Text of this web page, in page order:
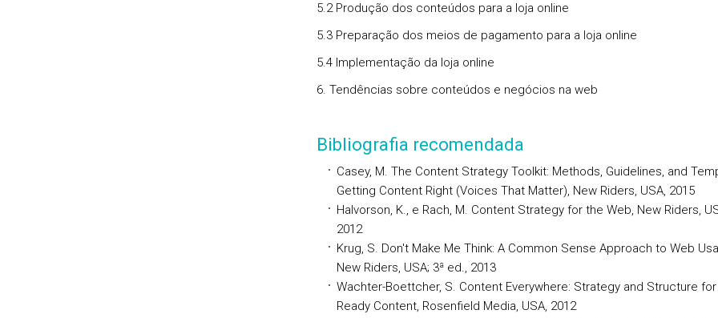
5.2 Produção dos conteúdos para a loja online
5.3 Preparação dos meios de pagamento para a loja online
5.4 Implementação da loja online
6. Tendências sobre conteúdos e negócios na web
Bibliografia recomendada
Casey, M. The Content Strategy Toolkit: Methods, Guidelines, and
Getting Content Right (Voices That Matter), New Riders, USA, 2015
Halvorson, K., e Rach, M. Content Strategy for the Web, New Riders,
2012
Krug, S. Don't Make Me Think: A Common Sense Approach to Web
New Riders, USA; 3ª ed., 2013
Wachter-Boettcher, S. Content Everywhere: Strategy and Structure for
Ready Content, Rosenfield Media, USA, 2012